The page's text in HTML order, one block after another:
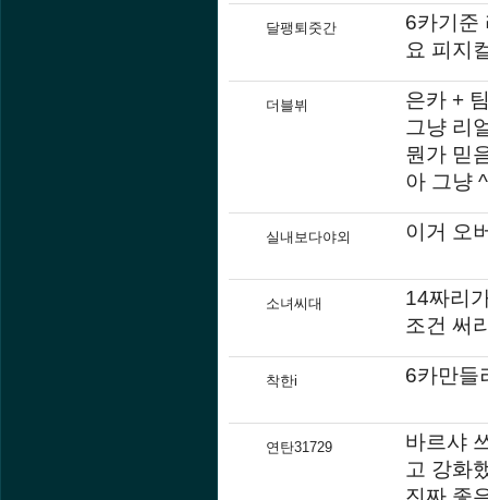
달팽퇴줏간
6카기준
요 피지
더블뷔
은카 +
그냥 리
뭔가 믿
아 그냥
실내보다야외 이거 오
소녀씨대
14짜리
조건 써
착한i 6카만들
연탄31729
바르샤
고 강화